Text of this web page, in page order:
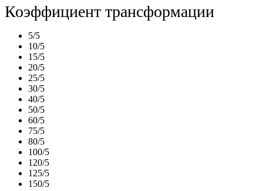
Коэффициент трансформации
5/5
10/5
15/5
20/5
25/5
30/5
40/5
50/5
60/5
75/5
80/5
100/5
120/5
125/5
150/5